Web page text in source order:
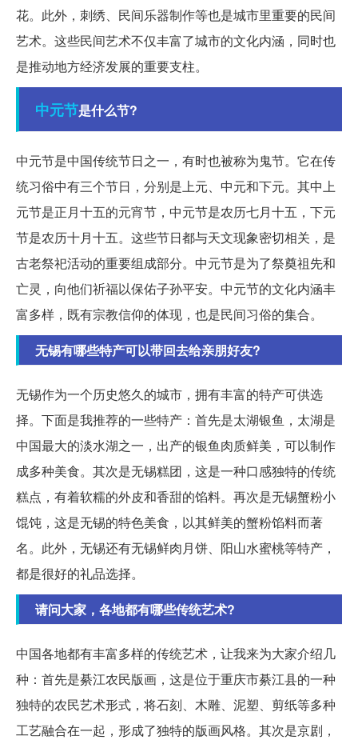
花。此外，刺绣、民间乐器制作等也是城市里重要的民间
艺术。这些民间艺术不仅丰富了城市的文化内涵，同时也
是推动地方经济发展的重要支柱。
中元节是什么节?
中元节是中国传统节日之一，有时也被称为鬼节。它在传
统习俗中有三个节日，分别是上元、中元和下元。其中上
元节是正月十五的元宵节，中元节是农历七月十五，下元
节是农历十月十五。这些节日都与天文现象密切相关，是
古老祭祀活动的重要组成部分。中元节是为了祭奠祖先和
亡灵，向他们祈福以保佑子孙平安。中元节的文化内涵丰
富多样，既有宗教信仰的体现，也是民间习俗的集合。
无锡有哪些特产可以带回去给亲朋好友?
无锡作为一个历史悠久的城市，拥有丰富的特产可供选
择。下面是我推荐的一些特产：首先是太湖银鱼，太湖是
中国最大的淡水湖之一，出产的银鱼肉质鲜美，可以制作
成多种美食。其次是无锡糕团，这是一种口感独特的传统
糕点，有着软糯的外皮和香甜的馅料。再次是无锡蟹粉小
馄饨，这是无锡的特色美食，以其鲜美的蟹粉馅料而著
名。此外，无锡还有无锡鲜肉月饼、阳山水蜜桃等特产，
都是很好的礼品选择。
请问大家，各地都有哪些传统艺术?
中国各地都有丰富多样的传统艺术，让我来为大家介绍几
种：首先是綦江农民版画，这是位于重庆市綦江县的一种
独特的农民艺术形式，将石刻、木雕、泥塑、剪纸等多种
工艺融合在一起，形成了独特的版画风格。其次是京剧，